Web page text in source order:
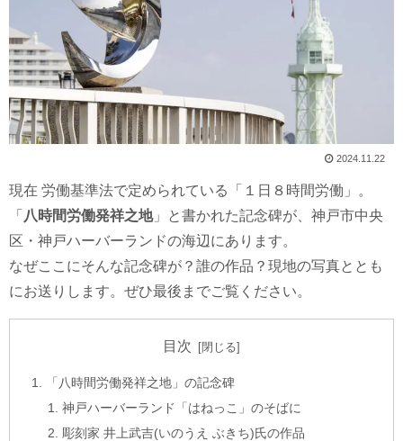
2024.11.22
現在 労働基準法で定められている「１日８時間労働」。
「 八時間労働発祥之地」と書かれた記念碑が、神戸市中央
区・神戸ハーバーランドの海辺にあります。
なぜここにそんな記念碑が？誰の作品？現地の写真ととも
にお送りします。ぜひ最後までご覧ください。
目次
「八時間労働発祥之地」の記念碑
神戸ハーバーランド「はねっこ」のそばに
彫刻家 井上武吉(いのうえ ぶきち)氏の作品